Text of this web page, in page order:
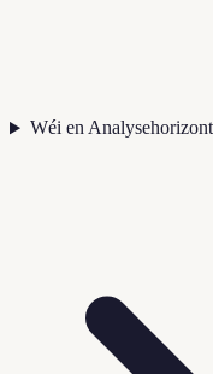
Wéi en